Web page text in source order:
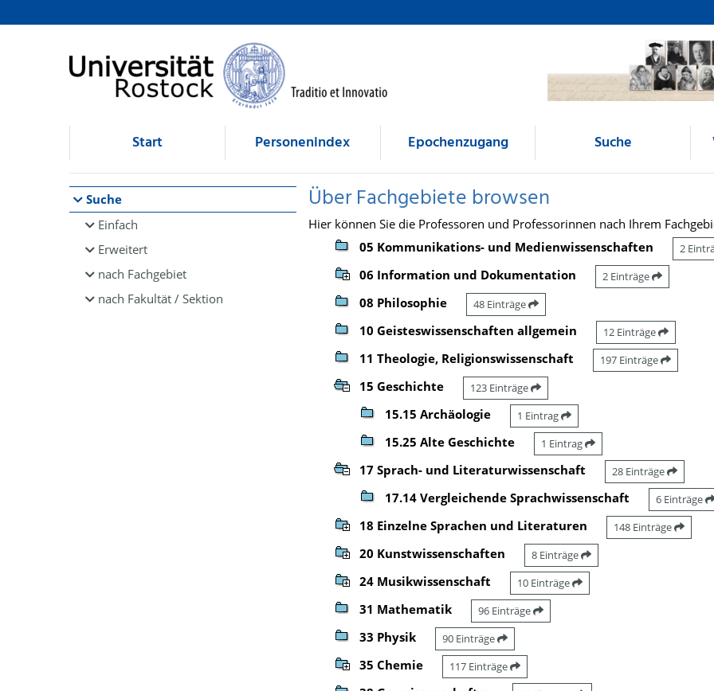
Browsen
direkt zum Inhalt
Start Personenindex Epochenzugang Suche
Suche
Einfach
Erweitert
nach Fachgebiet
nach Fakultät / Sektion
Über Fachgebiete browsen
Hier können Sie die Professoren und Professorinnen nach Ihrem
05 Kommunikations- und Medienwissenschaften
2
06 Information und Dokumentation 2 Einträge
08 Philosophie 48 Einträge
10 Geisteswissenschaften allgemein 12 Einträge
11 Theologie, Religionswissenschaft 197 Einträge
15 Geschichte 123 Einträge
15.15 Archäologie 1 Eintrag
15.25 Alte Geschichte 1 Eintrag
17 Sprach- und Literaturwissenschaft 28 Einträge
17.14 Vergleichende Sprachwissenschaft 6 Einträge
18 Einzelne Sprachen und Literaturen 148 Einträge
20 Kunstwissenschaften 8 Einträge
24 Musikwissenschaft 10 Einträge
31 Mathematik 96 Einträge
33 Physik 90 Einträge
35 Chemie 117 Einträge